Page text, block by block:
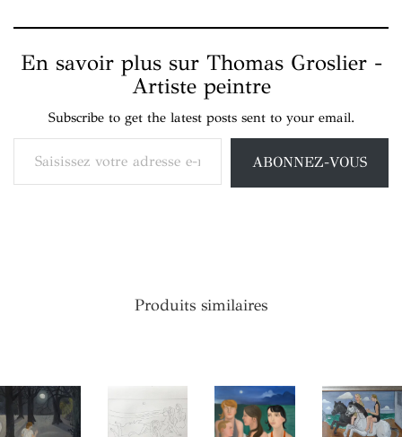
En savoir plus sur Thomas Groslier -
Artiste peintre
Subscribe to get the latest posts sent to your email.
Saisissez votre adresse e-mail…
ABONNEZ-VOUS
Produits similaires